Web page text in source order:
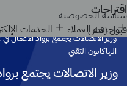
اقتراحات
خدمة العملاء الخدمات الرئيسية
أخبار الوزارة
وزير الاتصالات يجتمع برواد الأعمال
الهاكاثون التقني
وزير الاتصالات يجتمع
سياسة الخصوصية
قبولرفض